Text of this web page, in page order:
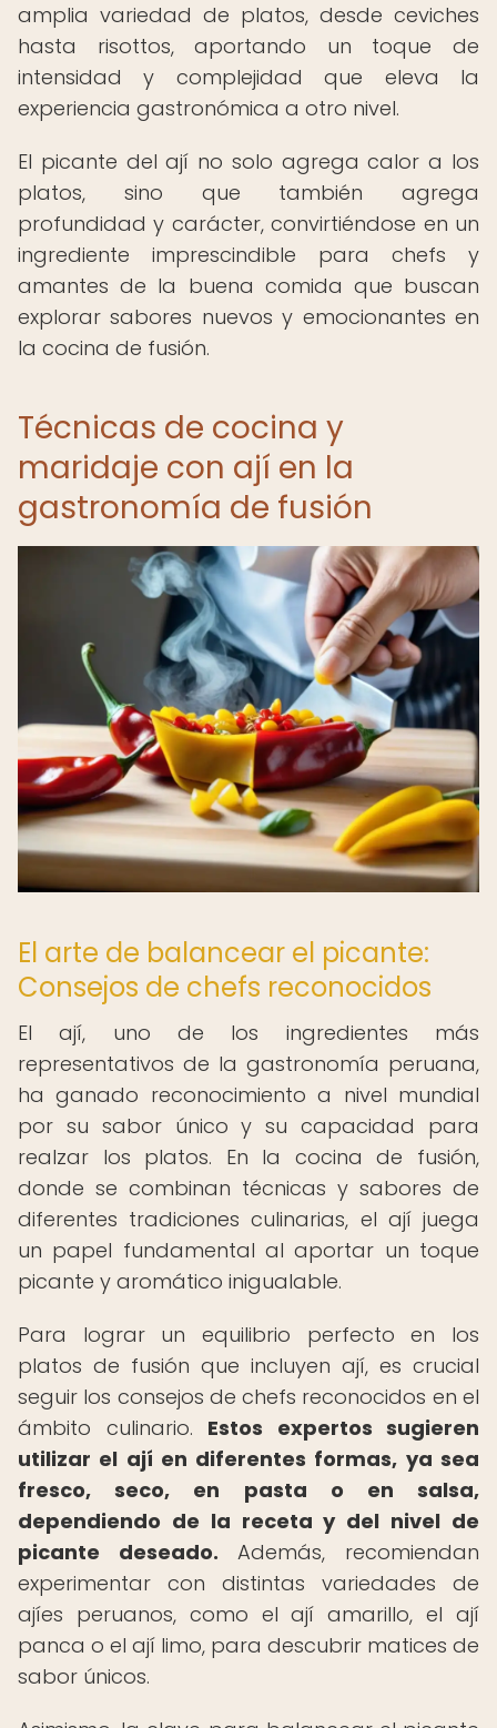
amplia variedad de platos, desde ceviches
hasta risottos, aportando un toque de
intensidad y complejidad que eleva la
experiencia gastronómica a otro nivel.
El picante del ají no solo agrega calor a los
platos, sino que también agrega
profundidad y carácter, convirtiéndose en un
ingrediente imprescindible para chefs y
amantes de la buena comida que buscan
explorar sabores nuevos y emocionantes en
la cocina de fusión.
Técnicas de cocina y
maridaje con ají en la
gastronomía de fusión
El arte de balancear el picante:
Consejos de chefs reconocidos
El ají, uno de los ingredientes más
representativos de la gastronomía peruana,
ha ganado reconocimiento a nivel mundial
por su sabor único y su capacidad para
realzar los platos. En la cocina de fusión,
donde se combinan técnicas y sabores de
diferentes tradiciones culinarias, el ají juega
un papel fundamental al aportar un toque
picante y aromático inigualable.
Para lograr un equilibrio perfecto en los
platos de fusión que incluyen ají, es crucial
seguir los consejos de chefs reconocidos en el
ámbito culinario. Estos expertos sugieren
utilizar el ají en diferentes formas, ya sea
fresco, seco, en pasta o en salsa,
dependiendo de la receta y del nivel de
picante deseado. Además, recomiendan
experimentar con distintas variedades de
ajíes peruanos, como el ají amarillo, el ají
panca o el ají limo, para descubrir matices de
sabor únicos.